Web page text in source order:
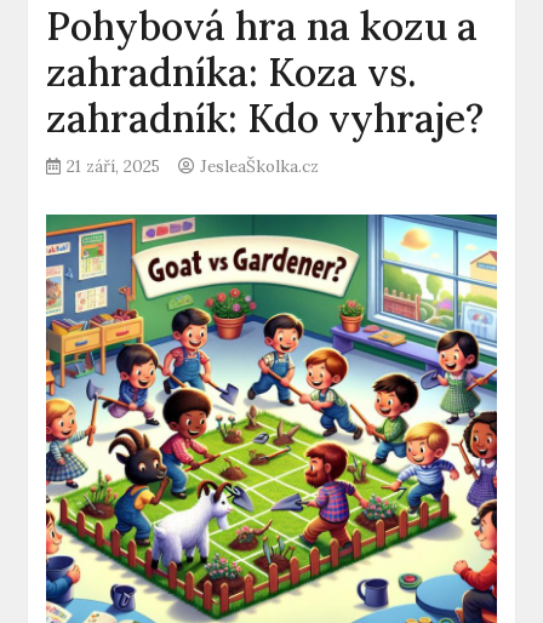
Pohybová hra na kozu a
zahradníka: Koza vs.
zahradník: Kdo vyhraje?
21 září, 2025 JesleaŠkolka.cz